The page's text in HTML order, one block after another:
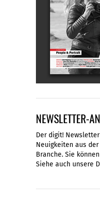
NEWSLETTER-
Der digit!
Neuigkeiten aus
Branche. Sie
Siehe auch unsere